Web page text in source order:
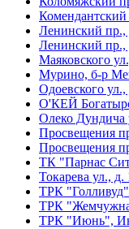
Комендантский
Ленинский пр.,
Ленинский пр.,
Маяковского
Мурино, б-р
Одоевского ул.,
О'КЕЙ
Олеко Дундича
Просвещения
Просвещения
ТК "Парнас
Токарева ул., д.
ТРК
ТРК
ТРК "Июнь",